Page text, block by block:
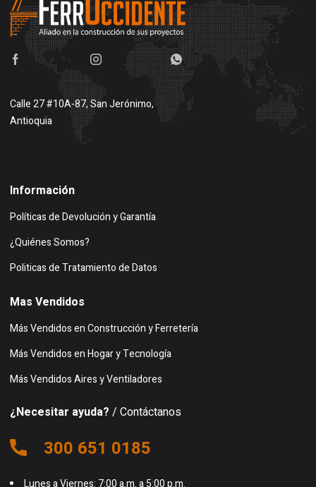
Calle 27 #10A-87, San Jerónimo,
Antioquia
Información
Políticas de Devolución y Garantía
¿Quiénes Somos?
Politicas de Tratamiento de Datos
Mas Vendidos
Más Vendidos en Construcción y Ferretería
Más Vendidos en Hogar y Tecnología
Más Vendidos Aires y Ventiladores
¿Necesitar ayuda? / Contáctanos
300 651 0185
Lunes a Viernes: 7:00 a.m. a 5:00 p.m.